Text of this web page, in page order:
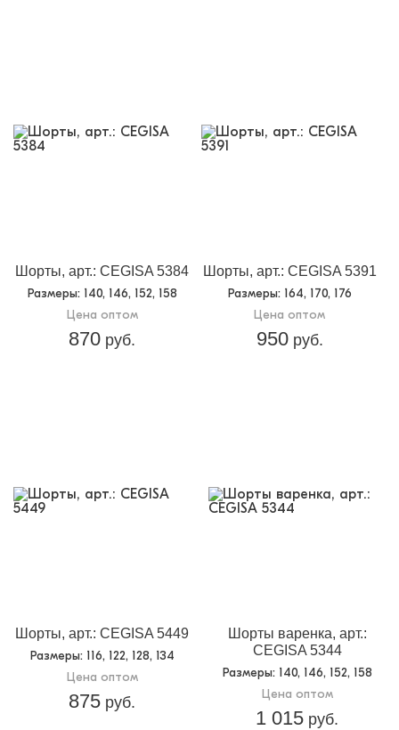
Шорты, арт.: CEGISA 5384
Размеры: 140, 146, 152, 158
Цена оптом
870 руб.
Шорты, арт.: CEGISA 5391
Размеры: 164, 170, 176
Цена оптом
950руб.
Шорты, арт.: CEGISA 5449
Размеры: 116, 122, 128, 134
Цена оптом
875 руб.
Шорты варенка, арт.:
CEGISA 5344
Размеры: 140, 146, 152, 158
Цена оптом
1 015 руб.